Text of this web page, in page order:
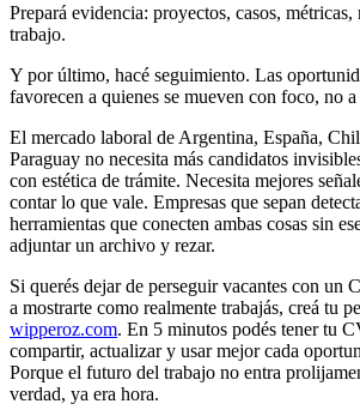
Prepará evidencia: proyectos, casos,
trabajo.
Y por último, hacé seguimiento. Las
favorecen a quienes se mueven con foco, no
El mercado laboral de Argentina, España,
Paraguay no necesita más candidatos
con estética de trámite. Necesita mejores
contar lo que vale. Empresas que sepan
herramientas que conecten ambas cosas sin
adjuntar un archivo y rezar.
Si querés dejar de perseguir vacantes con un
a mostrarte como realmente trabajás, creá tu
wipperoz.com. En 5 minutos podés tener tu
compartir, actualizar y usar mejor cada
Porque el futuro del trabajo no entra
verdad, ya era hora.